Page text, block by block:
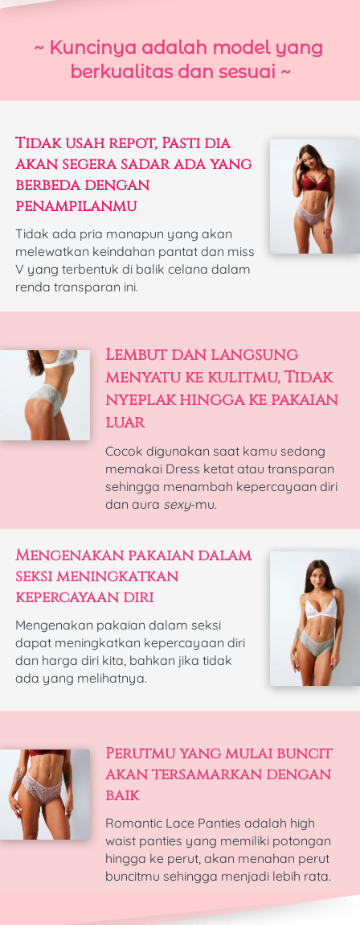
~ Kuncinya adalah model yang
berkualitas dan sesuai ~
Tidak usah repot, Pasti dia
akan segera sadar ada yang
berbeda dengan
penampilanmu
Tidak ada pria manapun yang akan
melewatkan keindahan pantat dan miss
V yang terbentuk di balik celana dalam
renda transparan ini.
Lembut dan langsung
menyatu ke kulitmu,Tidak
nyeplak hingga ke pakaian
luar
Cocok digunakan saat kamu sedang
memakai Dress ketat atau transparan
sehingga menambah kepercayaan diri
dan aura sexy-mu.
Mengenakan pakaian dalam
seksi meningkatkan
kepercayaan diri
Mengenakan pakaian dalam seksi
dapat meningkatkan kepercayaan diri
dan harga diri kita, bahkan jika tidak
ada yang melihatnya.
Perutmu yang mulai buncit
akan tersamarkan dengan
baik
Romantic Lace Panties adalah high
waist panties yang memiliki potongan
hingga ke perut, akan menahan perut
buncitmu sehingga menjadi lebih rata.